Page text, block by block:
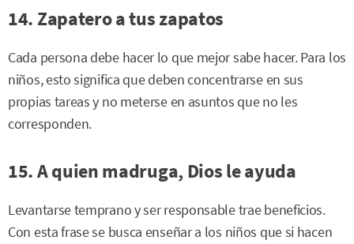
14. Zapatero a tus zapatos
Cada persona debe hacer lo que mejor sabe hacer. Para los
niños, esto significa que deben concentrarse en sus
propias tareas y no meterse en asuntos que no les
corresponden.
15. A quien madruga, Dios le ayuda
Levantarse temprano y ser responsable trae beneficios.
Con esta frase se busca enseñar a los niños que si hacen